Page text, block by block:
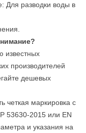
разводки воды в
производителей
дешевых
маркировка с
53630-2015 или EN
и указания на